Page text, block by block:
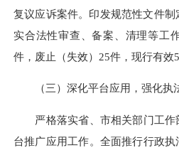
复议应诉案件。印发规范性文件
实合法性审查、备案、清理等工
件，废止（失效）25件，现行有效
（三）深化平台应用，强化执
严格落实省、市相关部门工
台推广应用工作。全面推行行政